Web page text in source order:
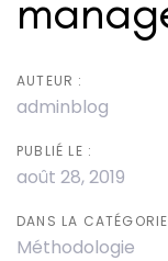
AUTEUR :
adminblog
PUBLIÉ LE :
août 28, 2019
DANS LA
Méthodologie